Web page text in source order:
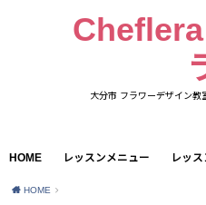
大分市 フラワーデザイン教
HOME レッスンメニュー レッ
HOME